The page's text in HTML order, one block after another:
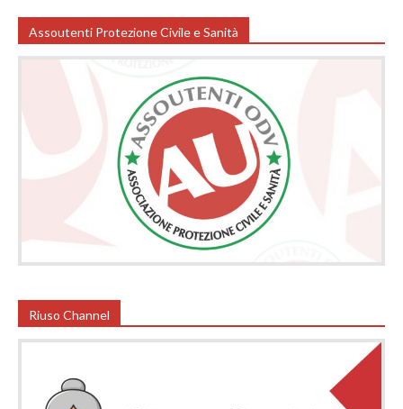
Assoutenti Protezione Civile e Sanità
Riuso Channel